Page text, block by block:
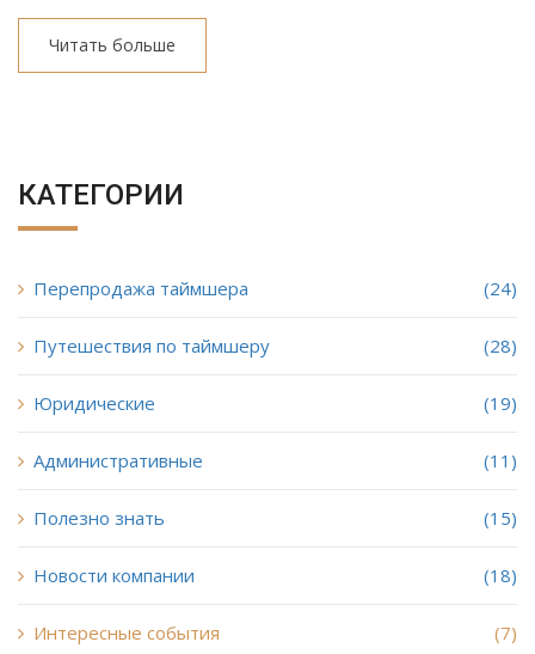
Читать больше
КАТЕГОРИИ
Перепродажа таймшера (24)
Путешествия по таймшеру (28)
Юридические (19)
Административные (11)
Полезно знать (15)
Новости компании (18)
Интересные события (7)